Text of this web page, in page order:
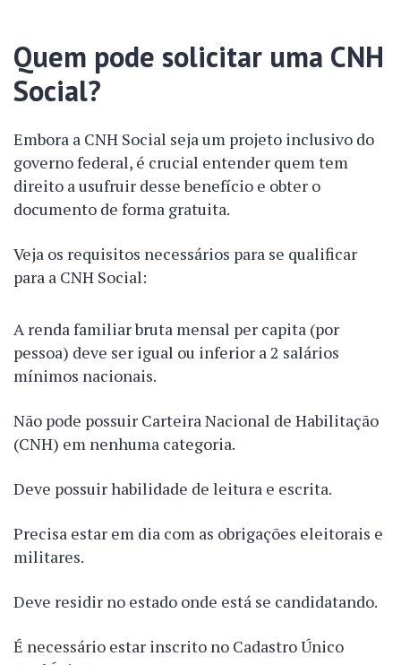
Quem pode solicitar uma CNH
Social?
Embora a CNH Social seja um projeto inclusivo do
governo federal, é crucial entender quem tem
direito a usufruir desse benefício e obter o
documento de forma gratuita.
Veja os requisitos necessários para se qualificar
para a CNH Social:
A renda familiar bruta mensal per capita (por
pessoa) deve ser igual ou inferior a 2 salários
mínimos nacionais.
Não pode possuir Carteira Nacional de Habilitação
(CNH) em nenhuma categoria.
Deve possuir habilidade de leitura e escrita.
Precisa estar em dia com as obrigações eleitorais e
militares.
Deve residir no estado onde está se candidatando.
É necessário estar inscrito no Cadastro Único